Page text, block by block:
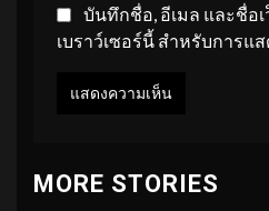
บันทึกชื่อ, อีเมล และชื่อ
เบราว์เซอร์นี้ สำหรับการแ
MORE STORIES